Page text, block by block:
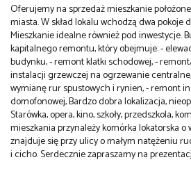
Oferujemy na sprzedaż mieszkanie
miasta. W skład lokalu wchodzą dwa pokoje
Mieszkanie idealne również pod inwestycje.
kapitalnego remontu, który obejmuje: -
budynku, - remont klatki schodowej, -
instalacji grzewczej na ogrzewanie
wymianę rur spustowych i rynien, - remont
domofonowej, Bardzo dobra lokalizacja,
Starówka, opera, kino, szkoły, przedszkola,
mieszkania przynależy komórka lokatorska o
znajduje się przy ulicy o małym natężeniu
i cicho. Serdecznie zapraszamy na